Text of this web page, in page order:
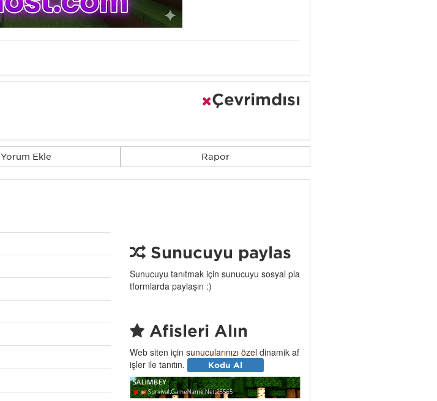
Çevrimdışı
Yorum Ekle Rapor
Sunucuyu paylaş
Sunucuyu tanıtmak için sunucuyu sosyal pla
tformlarda paylaşın :)
Afişleri Alın
Web siten için sunucularınızı özel dinamik af
işler ile tanıtın.
Kodu Al